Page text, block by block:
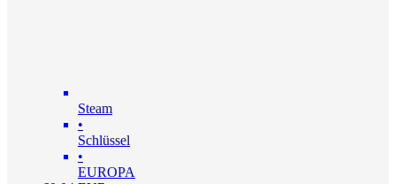
Steam
•
Schlüssel
•
EUROPA